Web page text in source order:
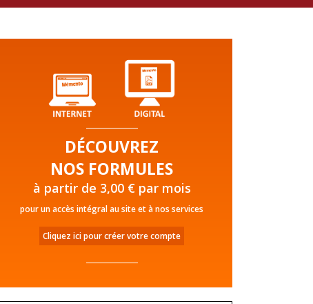
DÉCOUVREZ
NOS FORMULES
à partir de 3,00 € par mois
pour un accès intégral au site et à nos services
Cliquez ici pour créer votre compte